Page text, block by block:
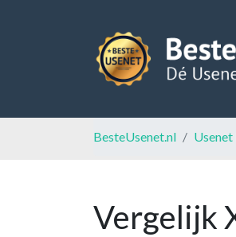
BesteUsenet.nl
Vergelijk